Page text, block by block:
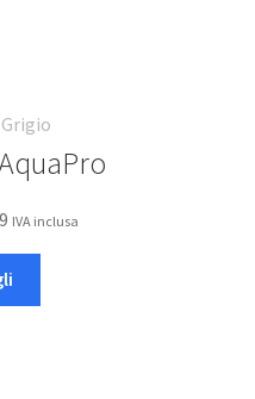
Fascia
prezzo:
da
IVA inclusa